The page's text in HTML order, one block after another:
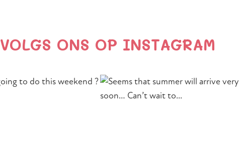
VOLGS ONS OP INSTAGRAM
Section heading
Section description